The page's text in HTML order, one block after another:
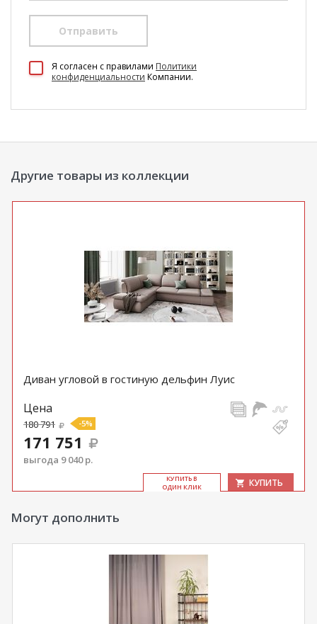
Отправить
Я согласен c правилами Политики
конфиденциальности Компании.
Другие товары из коллекции
Диван угловой в гостиную дельфин Луис
Цена
180 791 -5%
171 751
выгода 9 040 р.
КУ­ПИТЬ В
ОДИН КЛИК
КУПИТЬ
Могут дополнить